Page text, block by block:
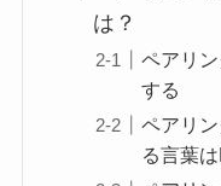
は？
ペアリ
する
ペアリ
る言葉